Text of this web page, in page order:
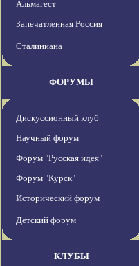
Альмагест
Запечатленная Россия
Сталиниана
ФОРУМЫ
Дискуссионный клуб
Научный форум
Форум "Русская идея"
Форум "Курск"
Исторический форум
Детский форум
КЛУБЫ